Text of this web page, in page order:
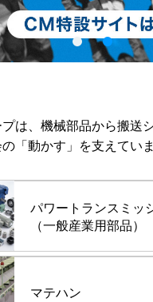
は、機械部品から搬送
「動かす」を支えていま
パワートランスミッ
（一般産業用部品）
マテハン